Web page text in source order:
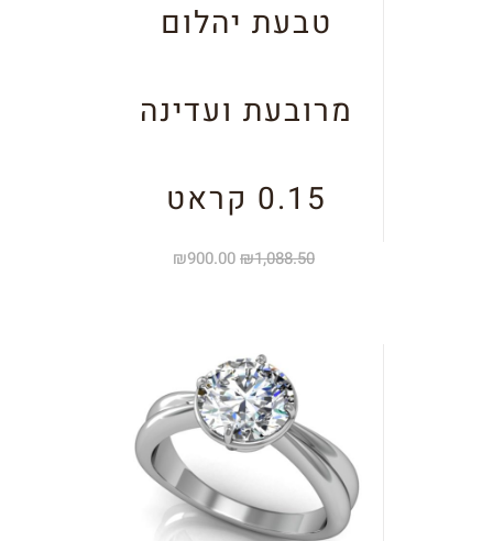
טבעת יהלום
מרובעת ועדינה
0.15 קראט
₪1,088.50
₪900.00